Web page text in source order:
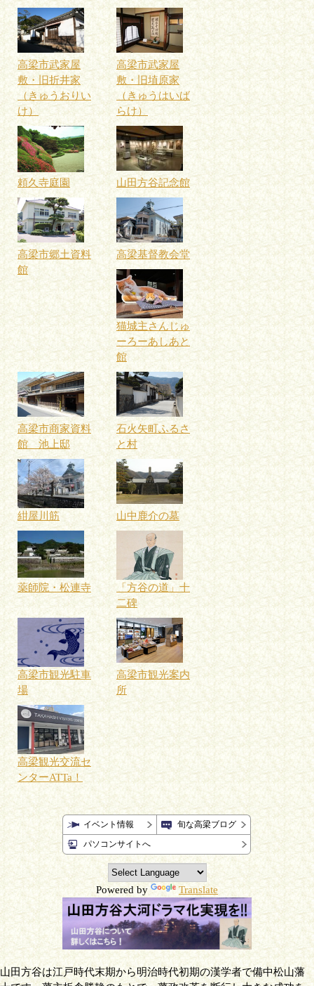
高梁市武家屋
敷・旧折井家
（きゅうおりい
け）
高梁市武家屋
敷・旧埴原家
（きゅうはいば
らけ）
頼久寺庭園 山田方谷記念館
高梁市郷土資料
館
高梁基督教会堂
猫城主さんじゅ
ーろーあしあと
館
高梁市商家資料
館 池上邸
石火矢町ふるさ
と村
紺屋川筋 山中鹿介の墓
薬師院・松連寺
「方谷の道」十
二碑
高梁市観光駐車
場
高梁市観光案内
所
高梁観光交流セ
ンターATTa！
イベント情報
旬な高梁ブログ
パソコンサイトへ
Powered by Translate
山田方谷は江戸時代末期から明治時代初期の漢学者で備中松山藩